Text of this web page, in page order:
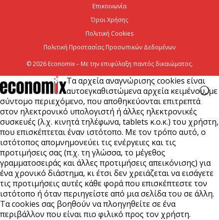
Επικοινωνία
Όροι Χρήσης
Πολιτική Cookies
Πολιτική Προστασίας Προσωπικών Δεδομένων
© 2026 Economix – Με την επιφύλαξη παντός δικαιώματος.
Τα αρχεία αναγνώρισης cookies είναι
αυτοεγκαθιστώμενα αρχεία κειμένου, με
σύντομο περιεχόμενο, που αποθηκεύονται επιτρεπτά
στον ηλεκτρονικό υπολογιστή ή άλλες ηλεκτρονικές
συσκευές (λ.χ. κινητά τηλέφωνα, tablets κ.ο.κ.) του χρήστη,
που επισκέπτεται έναν ιστότοπο. Με τον τρόπο αυτό, ο
ιστότοπος απομνημονεύει τις ενέργειες και τις
προτιμήσεις σας (π.χ. τη γλώσσα, το μέγεθος
γραμματοσειράς και άλλες προτιμήσεις απεικόνισης) για
ένα χρονικό διάστημα, κι έτσι δεν χρειάζεται να εισάγετε
τις προτιμήσεις αυτές κάθε φορά που επισκέπτεστε τον
ιστότοπο ή όταν περιηγείστε από μια σελίδα του σε άλλη.
Τα cookies σας βοηθούν να πλοηγηθείτε σε ένα
περιβάλλον που είναι πιο φιλικό προς τον χρήστη.